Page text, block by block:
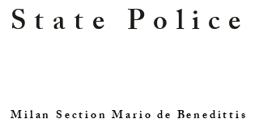
Milan Section Mario de Benedittis
State Police